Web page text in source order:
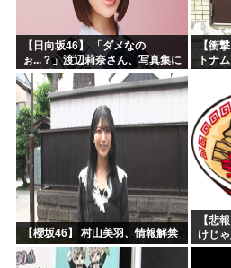
【日向坂46】 「ダメなの
ぉ...？」渡辺莉奈さん、写真集に
興味津々
【衝
トナ
【櫻坂46】 村山美羽、情報解禁
【悲
けじ
ろ！